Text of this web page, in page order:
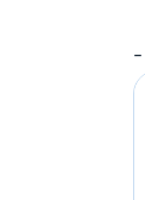
-